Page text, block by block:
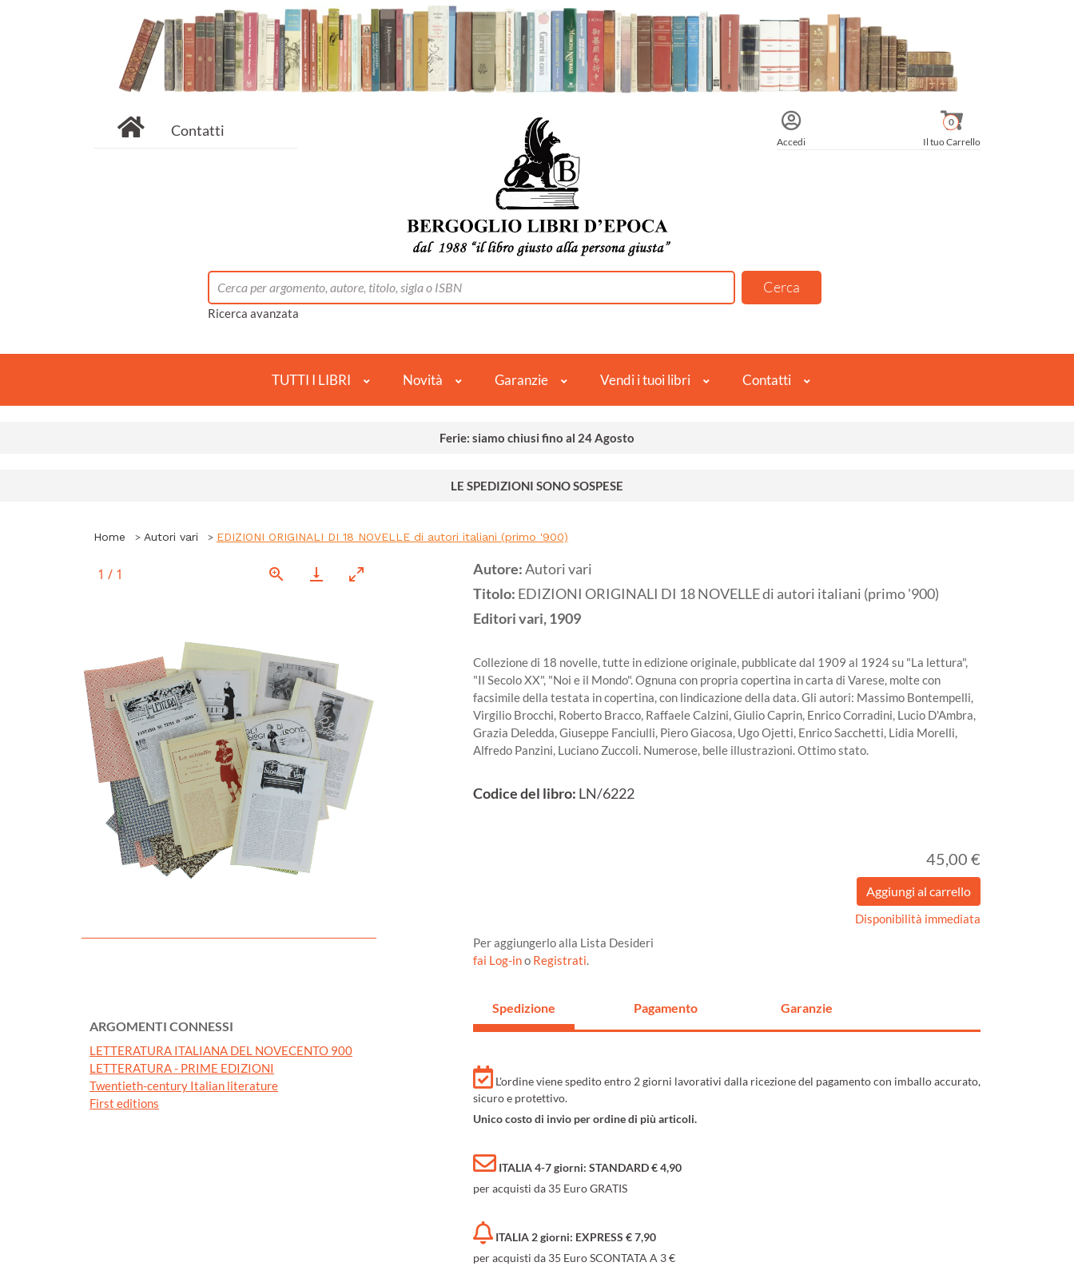
Contatti
Accedi Il tuo Carrello
0
Ricerca avanzata
TUTTI I LIBRI Novità Garanzie Vendi i tuoi libri Contatti
Ferie: siamo chiusi fino al 24 Agosto
LE SPEDIZIONI SONO SOSPESE
Home Autori vari EDIZIONI ORIGINALI DI 18 NOVELLE di autori italiani (primo '900)
1 / 1
ARGOMENTI CONNESSI
LETTERATURA ITALIANA DEL NOVECENTO 900
LETTERATURA - PRIME EDIZIONI
Twentieth-century Italian literature
First editions
Autore:Autori vari
Titolo: EDIZIONI ORIGINALI DI 18 NOVELLE di autori italiani (primo '900)
Editori vari,1909
Collezione di 18 novelle, tutte in edizione originale, pubblicate dal 1909 al 1924 su "La lettura",
"Il Secolo XX", "Noi e il Mondo". Ognuna con propria copertina in carta di Varese, molte con
facsimile della testata in copertina, con lindicazione della data. Gli autori: Massimo Bontempelli,
Virgilio Brocchi, Roberto Bracco, Raffaele Calzini, Giulio Caprin, Enrico Corradini, Lucio D'Ambra,
Grazia Deledda, Giuseppe Fanciulli, Piero Giacosa, Ugo Ojetti, Enrico Sacchetti, Lidia Morelli,
Alfredo Panzini, Luciano Zuccoli. Numerose, belle illustrazìoni. Ottimo stato.
Codice del libro: LN/6222
45,00 €
Disponibilità immediata
Per aggiungerlo alla Lista Desideri
fai Log-ino Registrati.
Spedizione Pagamento Garanzie
L'ordine viene spedito entro 2 giorni lavorativi dalla ricezione del pagamento con imballo accurato,
sicuro e protettivo.
Unico costo di invio per ordine di più articoli.
ITALIA 4-7 giorni: STANDARD € 4,90
per acquisti da 35 Euro GRATIS
ITALIA 2 giorni: EXPRESS € 7,90
per acquisti da 35 Euro SCONTATA A 3 €